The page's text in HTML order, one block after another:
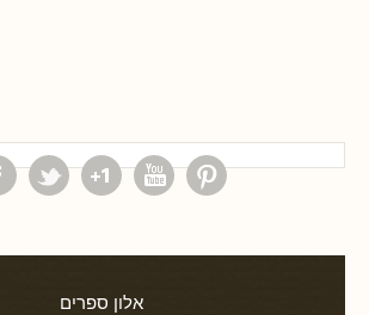
אלון ספרים